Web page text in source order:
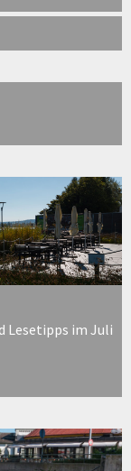
Lesetipps im Juli